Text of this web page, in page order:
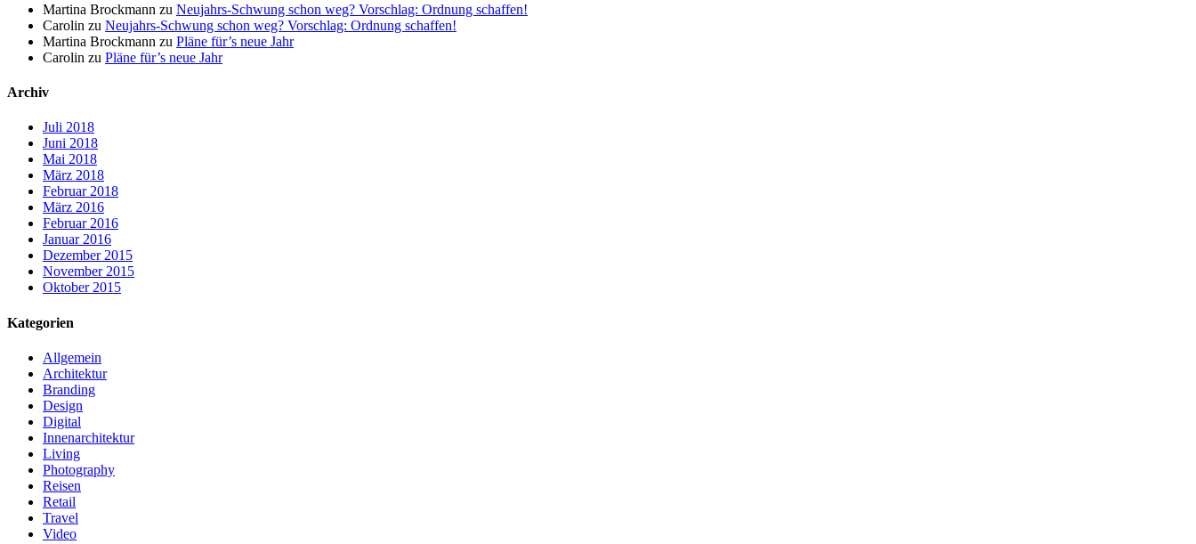
Martina Brockmann zu Neujahrs-Schwung schon weg? Vorschlag: Ordnung schaffen!
Carolin zu Neujahrs-Schwung schon weg? Vorschlag: Ordnung schaffen!
Martina Brockmann zu Pläne für’s neue Jahr
Carolin zu Pläne für’s neue Jahr
Archiv
Juli 2018
Juni 2018
Mai 2018
März 2018
Februar 2018
März 2016
Februar 2016
Januar 2016
Dezember 2015
November 2015
Oktober 2015
Kategorien
Allgemein
Architektur
Branding
Design
Digital
Innenarchitektur
Living
Photography
Reisen
Retail
Travel
Video